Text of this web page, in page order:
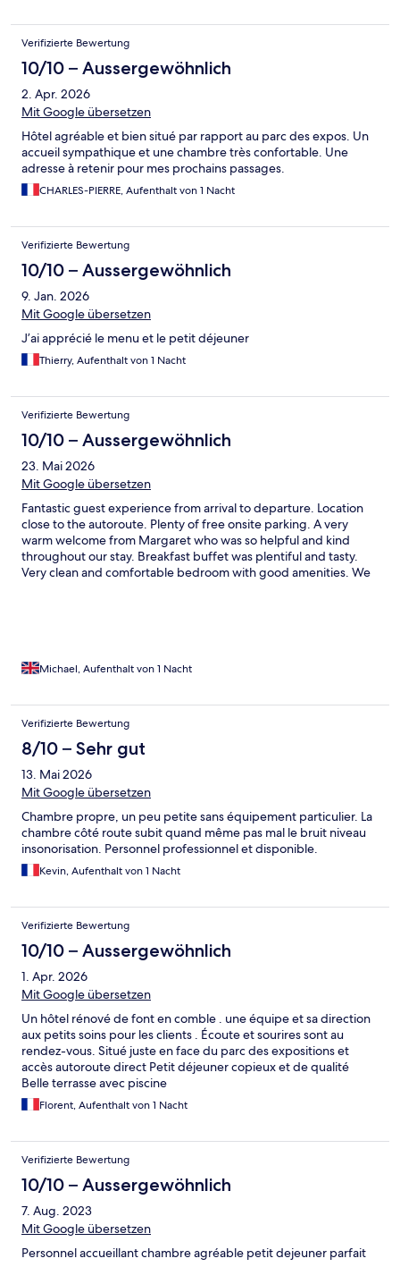
Verifizierte Bewertung
10/10 – Aussergewöhnlich
2. Apr. 2026
Mit Google übersetzen
Hôtel agréable et bien situé par rapport au parc des expos. Un
accueil sympathique et une chambre très confortable. Une
adresse à retenir pour mes prochains passages.
CHARLES-PIERRE, Aufenthalt von 1 Nacht
Verifizierte Bewertung
10/10 – Aussergewöhnlich
9. Jan. 2026
Mit Google übersetzen
J’ai apprécié le menu et le petit déjeuner
Thierry, Aufenthalt von 1 Nacht
Verifizierte Bewertung
10/10 – Aussergewöhnlich
23. Mai 2026
Mit Google übersetzen
Fantastic guest experience from arrival to departure. Location
close to the autoroute. Plenty of free onsite parking. A very
warm welcome from Margaret who was so helpful and kind
throughout our stay. Breakfast buffet was plentiful and tasty.
Very clean and comfortable bedroom with good amenities. We
Michael, Aufenthalt von 1 Nacht
Verifizierte Bewertung
8/10 – Sehr gut
13. Mai 2026
Mit Google übersetzen
Chambre propre, un peu petite sans équipement particulier. La
chambre côté route subit quand même pas mal le bruit niveau
insonorisation. Personnel professionnel et disponible.
Kevin, Aufenthalt von 1 Nacht
Verifizierte Bewertung
10/10 – Aussergewöhnlich
1. Apr. 2026
Mit Google übersetzen
Un hôtel rénové de font en comble . une équipe et sa direction
aux petits soins pour les clients . Écoute et sourires sont au
rendez-vous. Situé juste en face du parc des expositions et
accès autoroute direct Petit déjeuner copieux et de qualité
Belle terrasse avec piscine
Florent, Aufenthalt von 1 Nacht
Verifizierte Bewertung
10/10 – Aussergewöhnlich
7. Aug. 2023
Mit Google übersetzen
Personnel accueillant chambre agréable petit dejeuner parfait